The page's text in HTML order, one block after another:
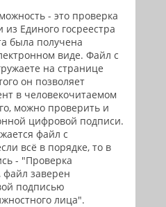
- это проверка
Единого госреестра
была получена
виде. Файл с
на странице
он позволяет
в человекочитаемом
можно проверить и
цифровой подписи.
файл с
всё в порядке, то в
- "Проверка
заверен
подписью
лица".